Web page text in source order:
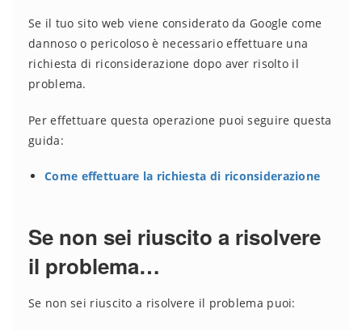
Se il tuo sito web viene considerato da Google come
dannoso o pericoloso è necessario effettuare una
richiesta di riconsiderazione dopo aver risolto il
problema.
Per effettuare questa operazione puoi seguire questa
guida:
Come effettuare la richiesta di riconsiderazione
Se non sei riuscito a risolvere
il problema…
Se non sei riuscito a risolvere il problema puoi: